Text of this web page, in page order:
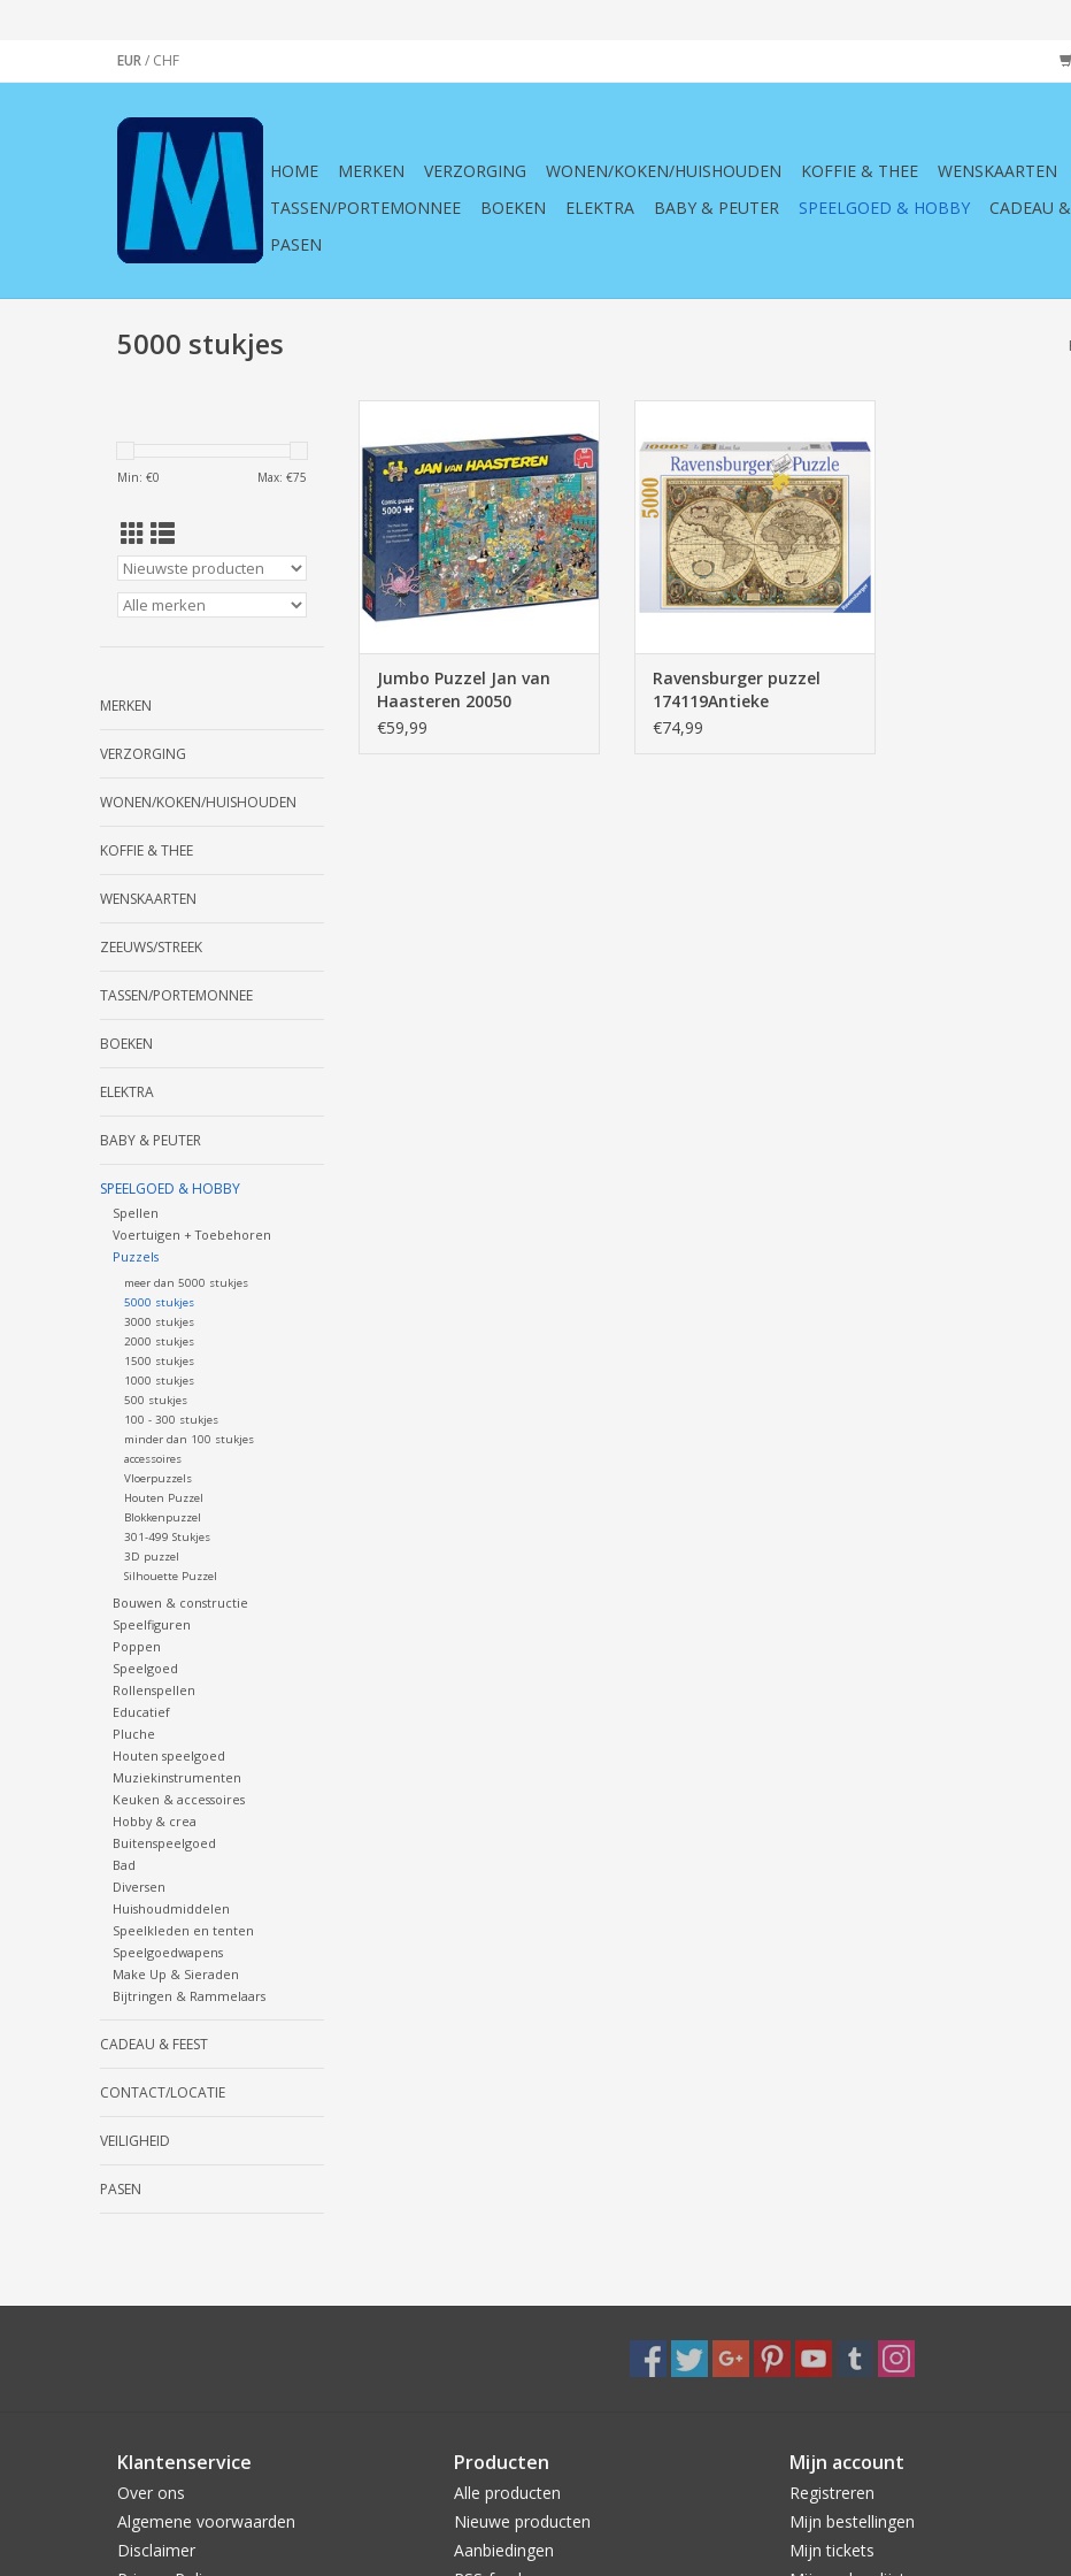
EUR/ CHF
HOME MERKEN VERZORGING WONEN/KOKEN/HUISHOUDEN KOFFIE & THEE WENSKAARTEN
TASSEN/PORTEMONNEE
BOEKEN ELEKTRA BABY & PEUTER SPEELGOED & HOBBY CADEAU
PASEN
5000 stukjes
Min: €0 Max: €75
MERKEN
VERZORGING
WONEN/KOKEN/HUISHOUDEN
KOFFIE & THEE
WENSKAARTEN
ZEEUWS/STREEK
TASSEN/PORTEMONNEE
BOEKEN
ELEKTRA
BABY & PEUTER
SPEELGOED & HOBBY
Spellen
Voertuigen + Toebehoren
Puzzels
meer dan 5000 stukjes
5000 stukjes
3000 stukjes
2000 stukjes
1500 stukjes
1000 stukjes
500 stukjes
100 - 300 stukjes
minder dan 100 stukjes
accessoires
Vloerpuzzels
Houten Puzzel
Blokkenpuzzel
301-499 Stukjes
3D puzzel
Silhouette Puzzel
Bouwen & constructie
Speelfiguren
Poppen
Speelgoed
Rollenspellen
Educatief
Pluche
Houten speelgoed
Muziekinstrumenten
Keuken & accessoires
Hobby & crea
Buitenspeelgoed
Bad
Diversen
Huishoudmiddelen
Speelkleden en tenten
Speelgoedwapens
Make Up & Sieraden
Bijtringen & Rammelaars
CADEAU & FEEST
CONTACT/LOCATIE
VEILIGHEID
PASEN
20050 Muziekwinkel 5000 stukjes
TOEVOEGEN AAN WINKELWAGEN
Jumbo Puzzel Jan van
Haasteren 20050
Muziekwinkel 5000
€59,99
stukjes
TOEVOEGEN AAN WINKELWAGEN
Ravensburger puzzel
174119Antieke
Wereldkaart 5000 stukjes
€74,99
Klantenservice
Over ons
Algemene voorwaarden
Disclaimer
Producten
Alle producten
Nieuwe producten
Aanbiedingen
Mijn account
Registreren
Mijn bestellingen
Mijn tickets